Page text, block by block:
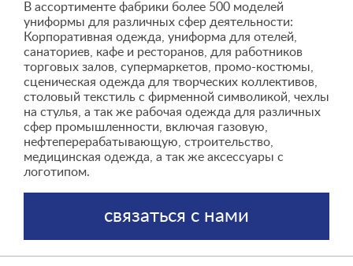
В ассортименте фабрики более 500 моделей
униформы для различных сфер деятельности:
Корпоративная одежда, униформа для отелей,
санаториев, кафе и ресторанов, для работников
торговых залов, супермаркетов, промо-костюмы,
сценическая одежда для творческих коллективов,
столовый текстиль с фирменной символикой, чехлы
на стулья, а так же рабочая одежда для различных
сфер промышленности, включая газовую,
нефтеперерабатывающую, строительство,
медицинская одежда, а так же аксессуары с
логотипом.
связаться с нами